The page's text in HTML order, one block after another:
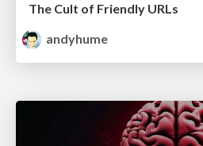
The Cult of Friendly URLs
andyhume